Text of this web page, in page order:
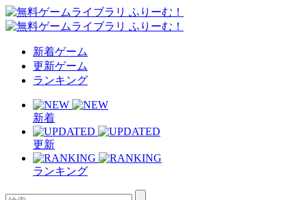
新着ゲーム
更新ゲーム
ランキング
新着
更新
ランキング